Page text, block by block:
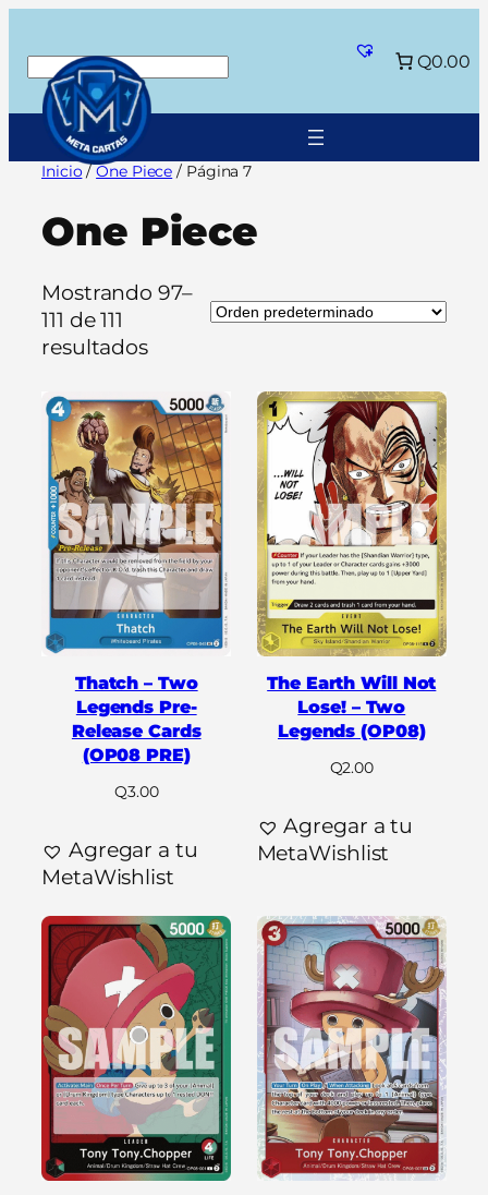
contenido
Buscar Q0.00
Inicio/One Piece / Página 7
One Piece
Mostrando 97–
111 de 111
resultados
Thatch – Two
Legends Pre-
Release Cards
(OP08 PRE)
Q3.00
Agregar a tu
MetaWishlist
The Earth Will Not
Lose! – Two
Legends (OP08)
Q2.00
Agregar a tu
MetaWishlist